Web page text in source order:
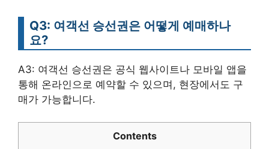
Q3: 여객선 승선권은 어떻게 예매하나
요?
A3: 여객선 승선권은 공식 웹사이트나 모바일 앱을
통해 온라인으로 예약할 수 있으며, 현장에서도 구
매가 가능합니다.
Contents